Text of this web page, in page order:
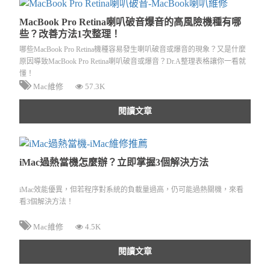
MacBook Pro Retina喇叭破音爆音的高風險機種有哪
些？改善方法1次整理！
哪些MacBook Pro Retina機種容易發生喇叭破音或爆音的現象？又是什麼
原因導致MacBook Pro Retina喇叭破音或爆音？Dr.A整理表格讓你一看就
懂！
Mac維修 57.3K
閱讀文章
iMac過熱當機怎麼辦？立即掌握3個解決方法
iMac效能優異，但若程序對系統的負載量過高，仍可能過熱關機，來看
看3個解決方法！
Mac維修 4.5K
閱讀文章